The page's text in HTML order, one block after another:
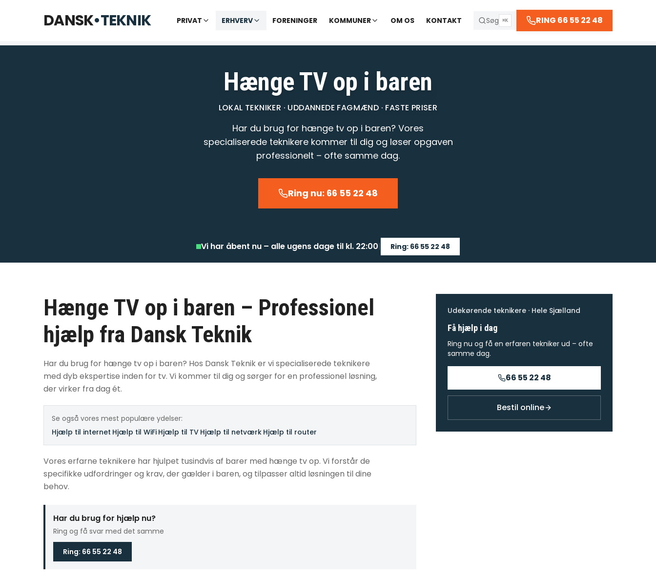
DANSK•TEKNIK PRIVAT ERHVERV FORENINGER KOMMUNER OM OS KONTAKT Søg ⌘K RING 66 55 22 48
Telefon til kl. 22 · Chat til 23:30 66 55 22 48
Hænge TV op i baren
LOKAL TEKNIKER · UDDANNEDE FAGMÆND · FASTE PRISER
Har du brug for hænge tv op i baren? Vores
specialiserede teknikere kommer til dig og løser opgaven
professionelt – ofte samme dag.
Ring nu: 66 55 22 48
Vi har åbent nu – alle ugens dage til kl. 22:00| Ring: 66 55 22 48
Hænge TV op i baren – Professionel
hjælp fra Dansk Teknik
Har du brug for hænge tv op i baren? Hos Dansk Teknik er vi specialiserede teknikere
med dyb ekspertise inden for tv. Vi kommer til dig og sørger for en professionel løsning,
der virker fra dag ét.
Se også vores mest populære ydelser:
Hjælp til internet Hjælp til WiFi Hjælp til TV Hjælp til netværk Hjælp til router
Vores erfarne teknikere har hjulpet tusindvis af barer med hænge tv op. Vi forstår de
specifikke udfordringer og krav, der gælder i baren, og tilpasser altid løsningen til dine
behov.
Har du brug for hjælp nu?
Ring og få svar med det samme
Ring: 66 55 22 48
Udekørende teknikere · Hele Sjælland
Få hjælp i dag
Ring nu og få en erfaren tekniker ud – ofte
samme dag.
66 55 22 48
Bestil online